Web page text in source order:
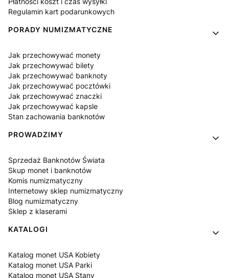
Regulamin kart podarunkowych
PORADY NUMIZMATYCZNE
Jak przechowywać monety
Jak przechowywać bilety
Jak przechowywać banknoty
Jak przechowywać pocztówki
Jak przechowywać znaczki
Jak przechowywać kapsle
Stan zachowania banknotów
PROWADZIMY
Sprzedaż Banknotów Świata
Skup monet i banknotów
Komis numizmatyczny
Internetowy sklep numizmatyczny
Blog numizmatyczny
Sklep z klaserami
KATALOGI
Katalog monet USA Kobiety
Katalog monet USA Parki
Katalog monet USA Stany